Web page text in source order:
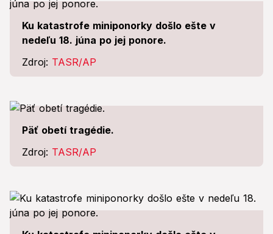
Ku katastrofe miniponorky došlo ešte v
nedeľu 18. júna po jej ponore.
Zdroj: TASR/AP
Päť obetí tragédie.
Zdroj: TASR/AP